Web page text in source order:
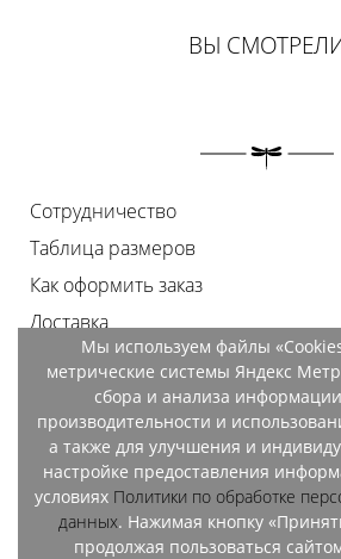
ВЫ
Сотрудничество
Таблица размеров
Как оформить заказ
Доставка
Оплата
Возврат
Документы
Контакты
Магазины
Мы используем файлы
метрические системы Яндекс
сбора и анализа
производительности и
а также для улучшения и
настройке предоставления
условиях Политики по обработке
данных. Нажимая кнопку
продолжая пользоваться